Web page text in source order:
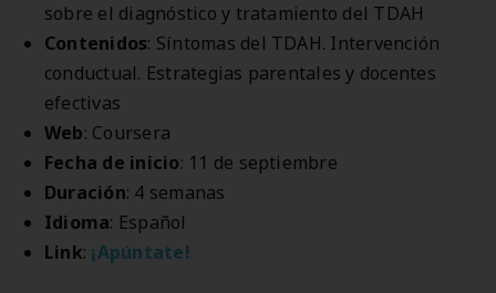
sobre el diagnóstico y tratamiento del TDAH
Contenidos: Síntomas del TDAH. Intervención
conductual. Estrategias parentales y docentes
efectivas
Web: Coursera
Fecha de inicio: 11 de septiembre
Duración: 4 semanas
Idioma: Español
Link: ¡Apúntate!